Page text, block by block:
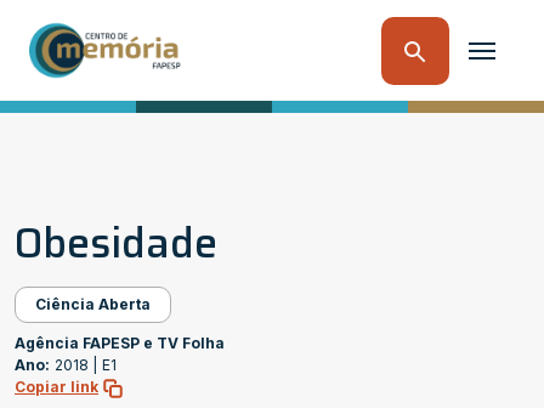
Obesidade
Ciência Aberta
Agência FAPESP e TV Folha
Ano: 2018 |
E1
Copiar link